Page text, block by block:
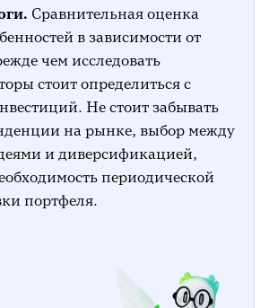
Сравнительная оценка
в зависимости от
чем исследовать
стоит определиться с
Не стоит забывать
на рынке, выбор между
и диверсификацией,
периодической
портфеля.